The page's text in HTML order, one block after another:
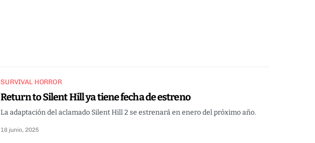
SURVIVAL HORROR
Return to Silent Hill ya tiene fecha de estreno
La adaptación del aclamado Silent Hill 2 se estrenará en enero del próximo año.
18 junio, 2025